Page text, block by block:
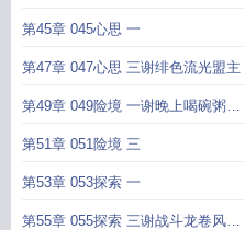
第45章 045心思 一
第47章 047心思 三谢绯色流光盟主
第49章 049险境 一谢晚上喝碗粥盟
主
第51章 051险境 三
第53章 053探索 一
第55章 055探索 三谢战斗龙卷风盟